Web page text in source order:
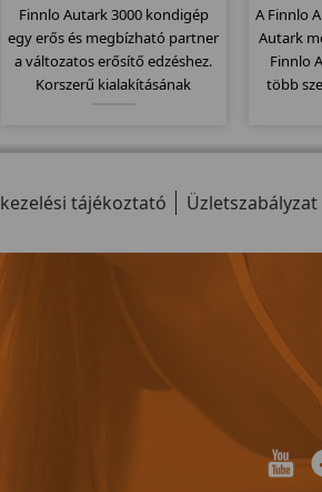
Finnlo Autark 3000 kondigép
egy erős és megbízható partner
a változatos erősítő edzéshez.
Korszerű kialakításának
különböző "állomásokat" a
köszönhetően.
A Finnlo
Autark
Finnlo
több
tájékoztató Üzletszabályzat